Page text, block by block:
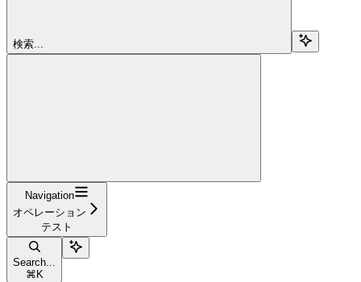
検索...
Navigation
オペレーション
テスト
Search...
⌘ K